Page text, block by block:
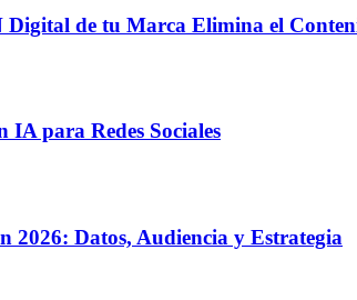
de tu Marca Elimina el
para Redes Sociales
2026: Datos, Audiencia y Estrategia